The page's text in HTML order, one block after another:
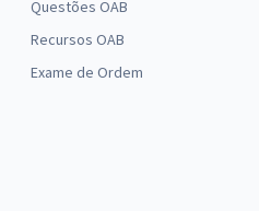
Questões OAB
Recursos OAB
Exame de Ordem